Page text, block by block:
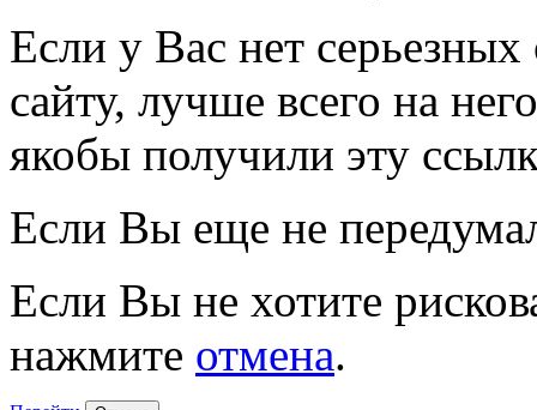
Если у Вас нет
сайту, лучше всего на
якобы получили эту
Если Вы еще не
Если Вы не хотите
нажмите отмена.